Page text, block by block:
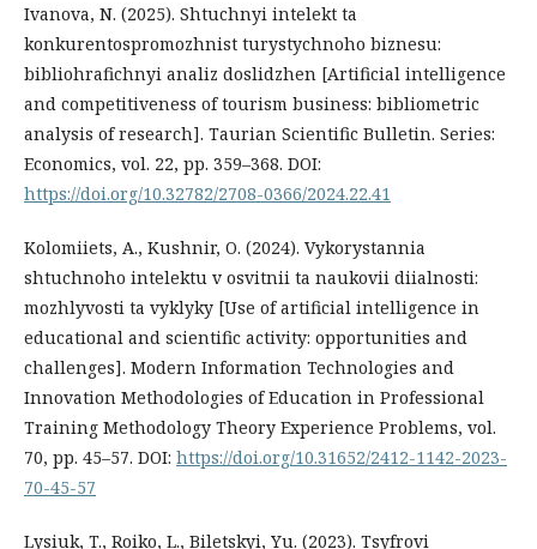
Ivanova, N. (2025). Shtuchnyi intelekt ta
konkurentospromozhnist turystychnoho biznesu:
bibliohrafichnyi analiz doslidzhen [Artificial intelligence
and competitiveness of tourism business: bibliometric
analysis of research]. Taurian Scientific Bulletin. Series:
Economics, vol. 22, pp. 359–368. DOI:
https://doi.org/10.32782/2708-0366/2024.22.41
Kolomiiets, A., Kushnir, O. (2024). Vykorystannia
shtuchnoho intelektu v osvitnii ta naukovii diialnosti:
mozhlyvosti ta vyklyky [Use of artificial intelligence in
educational and scientific activity: opportunities and
challenges]. Modern Information Technologies and
Innovation Methodologies of Education in Professional
Training Methodology Theory Experience Problems, vol.
70, pp. 45–57. DOI: https://doi.org/10.31652/2412-1142-2023-
70-45-57
Lysiuk, T., Roiko, L., Biletskyi, Yu. (2023). Tsyfrovi